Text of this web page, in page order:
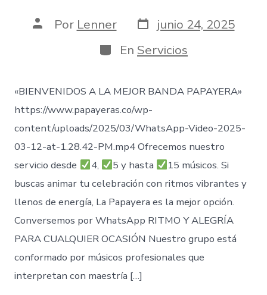
AutorPor Lenner Fecha
de
publicación
junio 24, 2025
Categorías
En Servicios
«BIENVENIDOS A LA MEJOR BANDA PAPAYERA»
https://www.papayeras.co/wp-
content/uploads/2025/03/WhatsApp-Video-2025-
03-12-at-1.28.42-PM.mp4 Ofrecemos nuestro
servicio desde
4, 5 y hasta
15 músicos. Si
buscas animar tu celebración con ritmos vibrantes y
llenos de energía, La Papayera es la mejor opción.
Conversemos por WhatsApp RITMO Y ALEGRÍA
PARA CUALQUIER OCASIÓN Nuestro grupo está
conformado por músicos profesionales que
interpretan con maestría […]